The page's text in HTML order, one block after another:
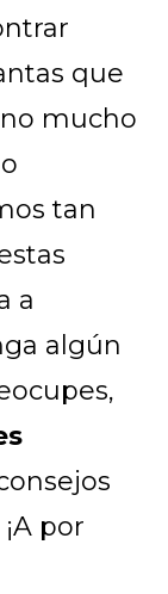
que
mucho
tan
a
algún
por